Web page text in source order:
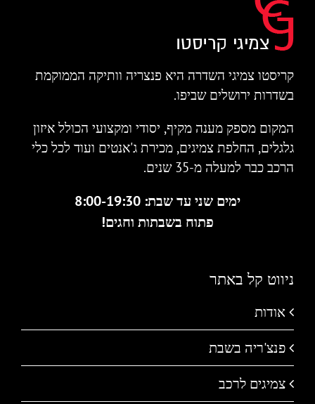
קריסטו צמיגי השדרה היא פנצריה וותיקה הממוקמת
בשדרות ירושלים שביפו.
המקום מספק מענה מקיף, יסודי ומקצועי הכולל איזון
גלגלים, החלפת צמיגים, מכירת ג'אנטים ועוד לכל כלי
הרכב כבר למעלה מ-35 שנים.
ימים שני עד שבת: 8:00-19:30
פתוח בשבתות וחגים!
ניווט קל באתר
אודות
פנצ'ריה בשבת
צמיגים לרכב